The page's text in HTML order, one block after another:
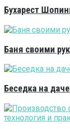
Бухарест
Баня своими
Беседка на